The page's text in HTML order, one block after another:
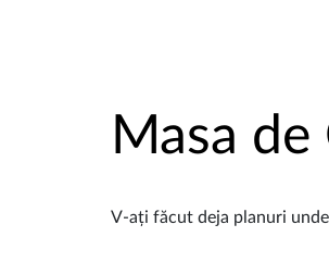
Masa
V-ați făcut deja planuri